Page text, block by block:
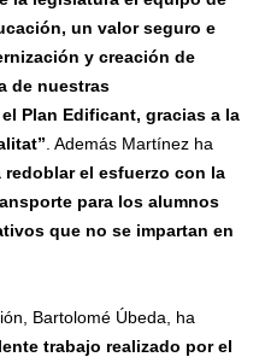
un valor seguro e
y creaciónde
de nuestras
Plan Edificant,gracias a la
. Además Martínez ha
redoblar el esfuerzo con la
para los alumnos
que no se impartan en
Bartolomé Úbeda, ha
trabajo realizado por el